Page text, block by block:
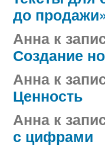
до
Анна к
Создание
Анна к
Ценность
Анна к
с цифрами